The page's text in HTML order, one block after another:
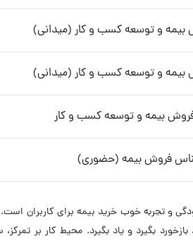
بیمه و توسعه کسب و کار (میدانی)
بیمه و توسعه کسب و کار (میدانی)
بیمه و توسعه کسب و کار
فروش بیمه (حضوری)
و تجربه خوب خرید بیمه برای کاربران